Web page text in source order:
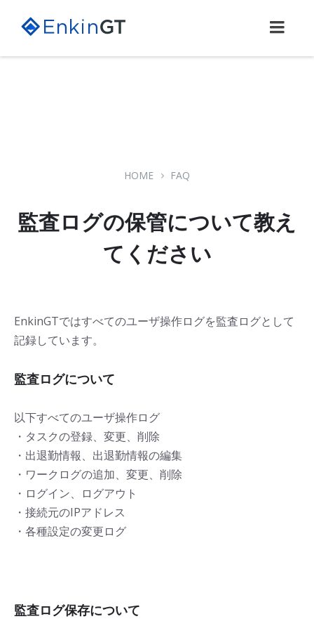
content
main
footer
HOME FAQ
監査ログの保管について教え
てください
EnkinGTではすべてのユーザ操作ログを監査ログとして
記録しています。
監査ログについて
以下すべてのユーザ操作ログ
・タスクの登録、変更、削除
・出退勤情報、出退勤情報の編集
・ワークログの追加、変更、削除
・ログイン、ログアウト
・接続元のIPアドレス
・各種設定の変更ログ
監査ログ保存について